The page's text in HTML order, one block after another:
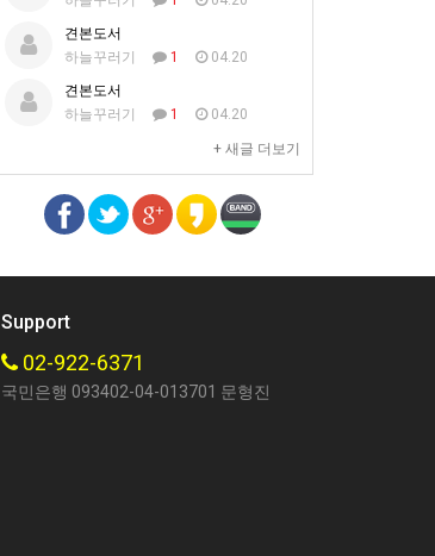
견본도서
하늘꾸러기
1
04.20
견본도서
하늘꾸러기
1 04.20
+ 새글 더보기
Support
02-922-6371
국민은행 093402-04-013701 문형진